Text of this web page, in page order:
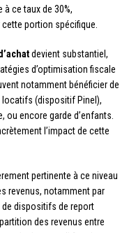
ce taux de 30%,
portion spécifique.
devient substantiel,
d’optimisation fiscale
notamment bénéficier de
locatifs (dispositif Pinel),
encore garde d’enfants.
l’impact de cette
pertinente à ce niveau
revenus, notamment par
de dispositifs de report
des revenus entre